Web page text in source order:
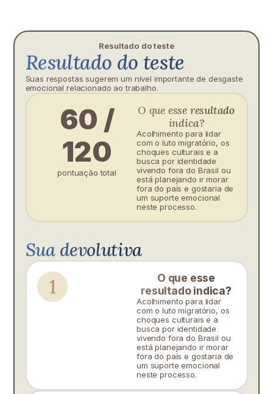
Resultado do teste
Resultado do teste
Suas respostas sugerem um nível importante de desgaste
emocional relacionado ao trabalho.
60 /
120
pontuação total
O que esse resultado
indica?
Acolhimento para lidar
com o luto migratório, os
choques culturais e a
busca por identidade
vivendo fora do Brasil ou
está planejando ir morar
fora do país e gostaria de
um suporte emocional
neste processo.
Sua devolutiva
O que esse
resultado indica?
Acolhimento para lidar
com o luto migratório, os
choques culturais e a
busca por identidade
vivendo fora do Brasil ou
está planejando ir morar
fora do país e gostaria de
um suporte emocional
neste processo.